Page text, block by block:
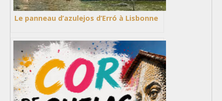
Le panneau d’azulejos d’Erró à Lisbonne